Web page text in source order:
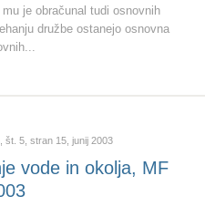
je obračunal tudi osnovnih
družbe ostanejo osnovna
št. 5, stran 15, junij 2003
vode in okolja, MF